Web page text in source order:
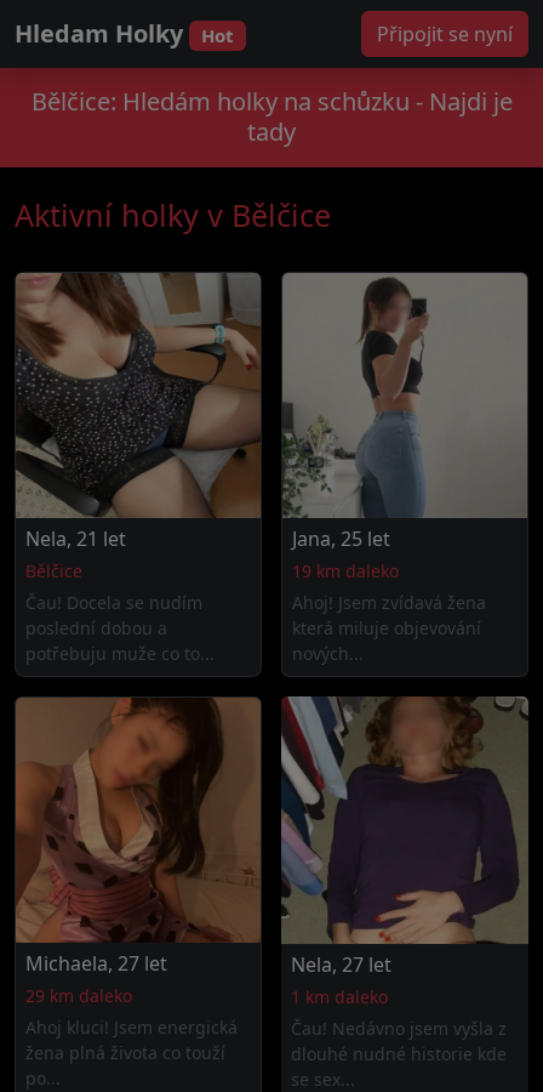
Hledam Holky Hot Připojit se nyní
Bělčice: Hledám holky na schůzku - Najdi je
tady
Aktivní holky v Bělčice
Nela, 21 let
Bělčice
Čau! Docela se nudím
poslední dobou a
potřebuju muže co to...
Jana, 25 let
19 km daleko
Ahoj! Jsem zvídavá žena
která miluje objevování
nových...
Michaela, 27 let
29 km daleko
Ahoj kluci! Jsem energická
žena plná života co touží
po...
Nela, 27 let
1 km daleko
Čau! Nedávno jsem vyšla z
dlouhé nudné historie kde
se sex...